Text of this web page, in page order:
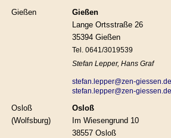
Gießen
Gießen
Lange Ortsstraße 26
35394 Gießen
Tel. 0641/3019539
Stefan Lepper, Hans Graf
stefan.lepper@zen-giessen.de
stefan.lepper@zen-giessen.de
Osloß
Osloß
(Wolfsburg)
Im Wiesengrund 10
38557 Osloß